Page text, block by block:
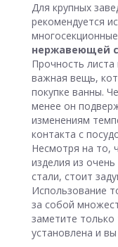
Для крупных
рекомендуется
многосекционные
нержавеющей
Прочность
важная вещь,
покупке ванны.
менее он
изменениям
контакта с
Несмотря на то,
изделия из
стали, стоит
Использование
за собой
заметите только
установлена и